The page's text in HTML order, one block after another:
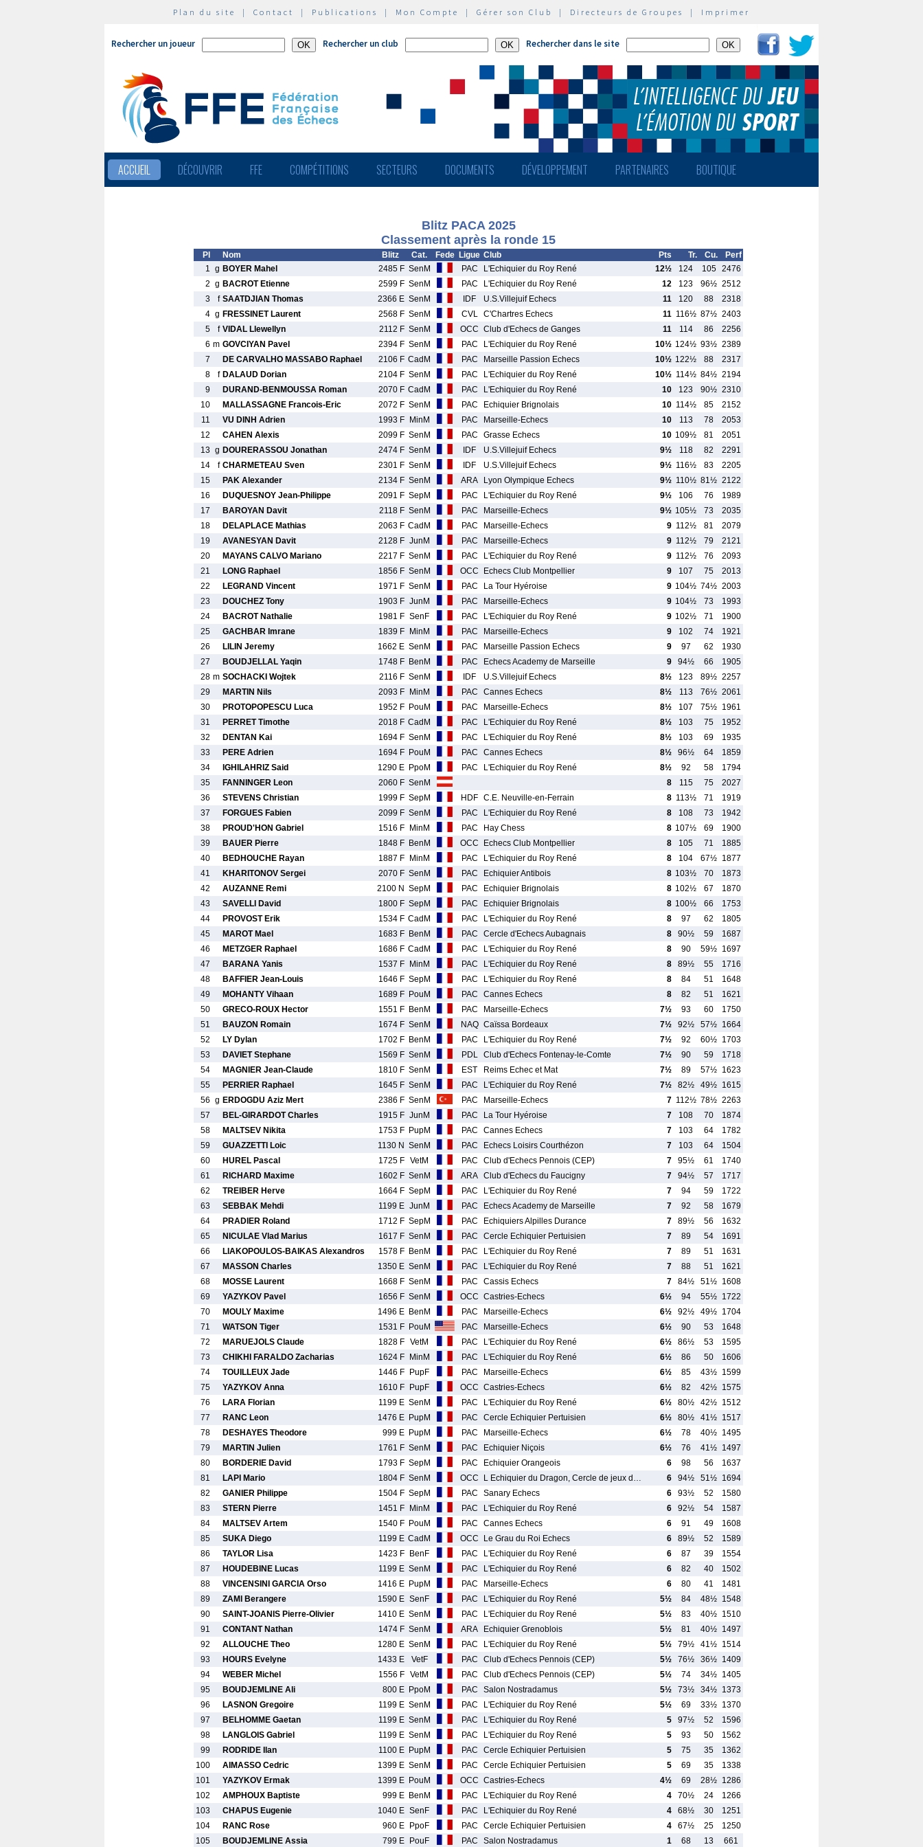
Plan du site | Contact | Publications | Mon Compte | Gérer son Club | Directeurs de Groupes | Imprimer
Rechercher un joueur Rechercher un club Rechercher dans le site
ACCUEIL DÉCOUVRIR FFE COMPÉTITIONS SECTEURS DOCUMENTS DÉVELOPPEMENT PARTENAIRES BOUTIQUE
Blitz PACA 2025
Classement après la ronde 15
Pl Nom Blitz Cat. Fede Ligue Club Pts Tr. Cu.
Perf
1 g BOYER Mahel 2485 F SenM PAC L'Echiquier du Roy René 12½ 124 105
2476
2 g BACROT Etienne 2599 F SenM PAC L'Echiquier du Roy René 12 123 96½ 2512
3
f SAATDJIAN Thomas 2366 E SenM IDF U.S.Villejuif Echecs 11 120 88
2318
4 g FRESSINET Laurent 2568 F SenM CVL C'Chartres Echecs 11 116½ 87½ 2403
5
f VIDAL Llewellyn 2112 F SenM OCC Club d'Echecs de Ganges 11 114 86
2256
6 m GOVCIYAN Pavel 2394 F SenM PAC L'Echiquier du Roy René 10½ 124½ 93½ 2389
7
DE CARVALHO MASSABO Raphael 2106 F CadM PAC Marseille Passion Echecs 10½ 122½ 88
2317
8
f DALAUD Dorian 2104 F SenM PAC L'Echiquier du Roy René 10½ 114½ 84½ 2194
9
DURAND-BENMOUSSA Roman 2070 F CadM PAC L'Echiquier du Roy René 10 123 90½ 2310
10
MALLASSAGNE Francois-Eric 2072 F SenM PAC Echiquier Brignolais 10 114½ 85
2152
11
VU DINH Adrien 1993 F MinM PAC Marseille-Echecs 10 113 78
2053
12
CAHEN Alexis 2099 F SenM PAC Grasse Echecs 10 109½ 81
2051
13 g DOURERASSOU Jonathan 2474 F SenM IDF U.S.Villejuif Echecs 9½ 118 82
2291
14
f CHARMETEAU Sven 2301 F SenM IDF U.S.Villejuif Echecs 9½ 116½ 83
2205
15
PAK Alexander 2134 F SenM ARA Lyon Olympique Echecs 9½ 110½ 81½ 2122
16
DUQUESNOY Jean-Philippe 2091 F SepM PAC L'Echiquier du Roy René 9½ 106 76
1989
17
BAROYAN Davit 2118 F SenM PAC Marseille-Echecs 9½ 105½ 73
2035
18
DELAPLACE Mathias 2063 F CadM PAC Marseille-Echecs 9 112½ 81
2079
19
AVANESYAN Davit 2128 F JunM PAC Marseille-Echecs 9 112½ 79
2121
20
MAYANS CALVO Mariano 2217 F SenM PAC L'Echiquier du Roy René 9 112½ 76
2093
21
LONG Raphael 1856 F SenM OCC Echecs Club Montpellier 9 107 75
2013
22
LEGRAND Vincent 1971 F SenM PAC La Tour Hyéroise 9 104½ 74½ 2003
23
DOUCHEZ Tony 1903 F JunM PAC Marseille-Echecs 9 104½ 73
1993
24
BACROT Nathalie 1981 F SenF PAC L'Echiquier du Roy René 9 102½ 71
1900
25
GACHBAR Imrane 1839 F MinM PAC Marseille-Echecs 9 102 74
1921
26
LILIN Jeremy 1662 E SenM PAC Marseille Passion Echecs 9 97 62
1930
27
BOUDJELLAL Yaqin 1748 F BenM PAC Echecs Academy de Marseille 9 94½ 66
1905
28 m SOCHACKI Wojtek 2116 F SenM IDF U.S.Villejuif Echecs 8½ 123 89½ 2257
29
MARTIN Nils 2093 F MinM PAC Cannes Echecs 8½ 113 76½ 2061
30
PROTOPOPESCU Luca 1952 F PouM PAC Marseille-Echecs 8½ 107 75½ 1961
31
PERRET Timothe 2018 F CadM PAC L'Echiquier du Roy René 8½ 103 75
1952
32
DENTAN Kai 1694 F SenM PAC L'Echiquier du Roy René 8½ 103 69
1935
33
PERE Adrien 1694 F PouM PAC Cannes Echecs 8½ 96½ 64
1859
34
IGHILAHRIZ Said 1290 E PpoM PAC L'Echiquier du Roy René 8½ 92 58
1794
35
FANNINGER Leon 2060 F SenM 8 115 75
2027
36
STEVENS Christian 1999 F SepM HDF C.E. Neuville-en-Ferrain 8 113½ 71
1919
37
FORGUES Fabien 2099 F SenM PAC L'Echiquier du Roy René 8 108 73
1942
38
PROUD'HON Gabriel 1516 F MinM PAC Hay Chess 8 107½ 69
1900
39
BAUER Pierre 1848 F BenM OCC Echecs Club Montpellier 8 105 71
1885
40
BEDHOUCHE Rayan 1887 F MinM PAC L'Echiquier du Roy René 8 104 67½ 1877
41
KHARITONOV Sergei 2070 F SenM PAC Echiquier Antibois 8 103½ 70
1873
42
AUZANNE Remi 2100 N SepM PAC Echiquier Brignolais 8 102½ 67
1870
43
SAVELLI David 1800 F SepM PAC Echiquier Brignolais 8 100½ 66
1753
44
PROVOST Erik 1534 F CadM PAC L'Echiquier du Roy René 8 97 62
1805
45
MAROT Mael 1683 F BenM PAC Cercle d'Echecs Aubagnais 8 90½ 59
1687
46
METZGER Raphael 1686 F CadM PAC L'Echiquier du Roy René 8 90 59½ 1697
47
BARANA Yanis 1537 F MinM PAC L'Echiquier du Roy René 8 89½ 55
1716
48
BAFFIER Jean-Louis 1646 F SepM PAC L'Echiquier du Roy René 8 84 51
1648
49
MOHANTY Vihaan 1689 F PouM PAC Cannes Echecs 8 82 51
1621
50
GRECO-ROUX Hector 1551 F BenM PAC Marseille-Echecs 7½ 93 60
1750
51
BAUZON Romain 1674 F SenM NAQ Caïssa Bordeaux 7½ 92½ 57½ 1664
52
LY Dylan 1702 F BenM PAC L'Echiquier du Roy René 7½ 92 60½ 1703
53
DAVIET Stephane 1569 F SenM PDL Club d'Echecs Fontenay-le-Comte 7½ 90 59
1718
54
MAGNIER Jean-Claude 1810 F SenM EST Reims Echec et Mat 7½ 89 57½ 1623
55
PERRIER Raphael 1645 F SenM PAC L'Echiquier du Roy René 7½ 82½ 49½ 1615
56 g ERDOGDU Aziz Mert 2386 F SenM PAC Marseille-Echecs 7 112½ 78½ 2263
57
BEL-GIRARDOT Charles 1915 F JunM PAC La Tour Hyéroise 7 108 70
1874
58
MALTSEV Nikita 1753 F PupM PAC Cannes Echecs 7 103 64
1782
59
GUAZZETTI Loic 1130 N SenM PAC Echecs Loisirs Courthézon 7 103 64
1504
60
HUREL Pascal 1725 F VetM PAC Club d'Echecs Pennois (CEP) 7 95½ 61
1740
61
RICHARD Maxime 1602 F SenM ARA Club d'Echecs du Faucigny 7 94½ 57
1717
62
TREIBER Herve 1664 F SepM PAC L'Echiquier du Roy René 7 94 59
1722
63
SEBBAK Mehdi 1199 E JunM PAC Echecs Academy de Marseille 7 92 58
1679
64
PRADIER Roland 1712 F SepM PAC Echiquiers Alpilles Durance 7 89½ 56
1632
65
NICULAE Vlad Marius 1617 F SenM PAC Cercle Echiquier Pertuisien 7 89 54
1691
66
LIAKOPOULOS-BAIKAS Alexandros 1578 F BenM PAC L'Echiquier du Roy René 7 89 51
1631
67
MASSON Charles 1350 E SenM PAC L'Echiquier du Roy René 7 88 51
1621
68
MOSSE Laurent 1668 F SenM PAC Cassis Echecs 7 84½ 51½ 1608
69
YAZYKOV Pavel 1656 F SenM OCC Castries-Echecs 6½ 94 55½ 1722
70
MOULY Maxime 1496 E BenM PAC Marseille-Echecs 6½ 92½ 49½ 1704
71
WATSON Tiger 1531 F PouM PAC Marseille-Echecs 6½ 90 53
1648
72
MARUEJOLS Claude 1828 F VetM PAC L'Echiquier du Roy René 6½ 86½ 53
1595
73
CHIKHI FARALDO Zacharias 1624 F MinM PAC L'Echiquier du Roy René 6½ 86 50
1606
74
TOUILLEUX Jade 1446 F PupF PAC Marseille-Echecs 6½ 85 43½ 1599
75
YAZYKOV Anna 1610 F PupF OCC Castries-Echecs 6½ 82 42½ 1575
76
LARA Florian 1199 E SenM PAC L'Echiquier du Roy René 6½ 80½ 42½ 1512
77
RANC Leon 1476 E PupM PAC Cercle Echiquier Pertuisien 6½ 80½ 41½ 1517
78
DESHAYES Theodore 999 E PupM PAC Marseille-Echecs 6½ 78 40½ 1495
79
MARTIN Julien 1761 F SenM PAC Echiquier Niçois 6½ 76 41½ 1497
80
BORDERIE David 1793 F SepM PAC Echiquier Orangeois 6 98 56
1637
81
LAPI Mario 1804 F SenM OCC L Echiquier du Dragon, Cercle de jeux d… 6 94½ 51½ 1694
82
GANIER Philippe 1504 F SepM PAC Sanary Echecs 6 93½ 52
1580
83
STERN Pierre 1451 F MinM PAC L'Echiquier du Roy René 6 92½ 54
1587
84
MALTSEV Artem 1540 F PouM PAC Cannes Echecs 6 91 49
1608
85
SUKA Diego 1199 E CadM OCC Le Grau du Roi Echecs 6 89½ 52
1589
86
TAYLOR Lisa 1423 F BenF PAC L'Echiquier du Roy René 6 87 39
1554
87
HOUDEBINE Lucas 1199 E SenM PAC L'Echiquier du Roy René 6 82 40
1502
88
VINCENSINI GARCIA Orso 1416 E PupM PAC Marseille-Echecs 6 80 41
1481
89
ZAMI Berangere 1590 E SenF PAC L'Echiquier du Roy René 5½ 84 48½ 1548
90
SAINT-JOANIS Pierre-Olivier 1410 E SenM PAC L'Echiquier du Roy René 5½ 83 40½ 1510
91
CONTANT Nathan 1474 F SenM ARA Echiquier Grenoblois 5½ 81 40½ 1497
92
ALLOUCHE Theo 1280 E SenM PAC L'Echiquier du Roy René 5½ 79½ 41½ 1514
93
HOURS Evelyne 1433 E VetF PAC Club d'Echecs Pennois (CEP) 5½ 76½ 36½ 1409
94
WEBER Michel 1556 F VetM PAC Club d'Echecs Pennois (CEP) 5½ 74 34½ 1405
95
BOUDJEMLINE Ali 800 E PpoM PAC Salon Nostradamus 5½ 73½ 34½ 1373
96
LASNON Gregoire 1199 E SenM PAC L'Echiquier du Roy René 5½ 69 33½ 1370
97
BELHOMME Gaetan 1199 E SenM PAC L'Echiquier du Roy René 5 97½ 52
1596
98
LANGLOIS Gabriel 1199 E SenM PAC L'Echiquier du Roy René 5 93 50
1562
99
RODRIDE Ilan 1100 E PupM PAC Cercle Echiquier Pertuisien 5 75 35
1362
100
AIMASSO Cedric 1399 E SenM PAC Cercle Echiquier Pertuisien 5 69 35
1338
101
YAZYKOV Ermak 1399 E PouM OCC Castries-Echecs 4½ 69 28½ 1286
102
AMPHOUX Baptiste 999 E BenM PAC L'Echiquier du Roy René 4 70½ 24
1266
103
CHAPUS Eugenie 1040 E SenF PAC L'Echiquier du Roy René 4 68½ 30
1251
104
RANC Rose 960 E PpoF PAC Cercle Echiquier Pertuisien 4 67½ 25
1250
105
BOUDJEMLINE Assia 799 E PouF PAC Salon Nostradamus 1 68 13 661